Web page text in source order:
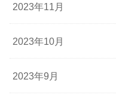
2023年11月
2023年10月
2023年9月